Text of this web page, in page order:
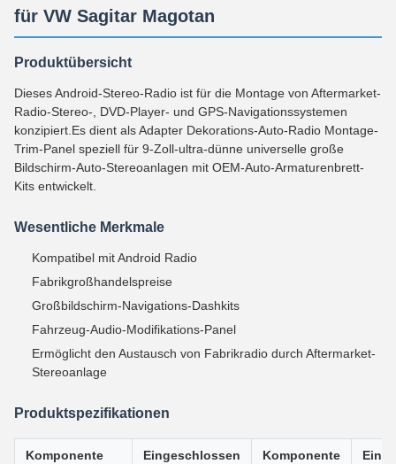
für VW Sagitar Magotan
Produktübersicht
Dieses Android-Stereo-Radio ist für die Montage von Aftermarket-
Radio-Stereo-, DVD-Player- und GPS-Navigationssystemen
konzipiert.Es dient als Adapter Dekorations-Auto-Radio Montage-
Trim-Panel speziell für 9-Zoll-ultra-dünne universelle große
Bildschirm-Auto-Stereoanlagen mit OEM-Auto-Armaturenbrett-
Kits entwickelt.
Wesentliche Merkmale
Kompatibel mit Android Radio
Fabrikgroßhandelspreise
Großbildschirm-Navigations-Dashkits
Fahrzeug-Audio-Modifikations-Panel
Ermöglicht den Austausch von Fabrikradio durch Aftermarket-
Stereoanlage
Produktspezifikationen
Komponente Eingeschlossen Komponente